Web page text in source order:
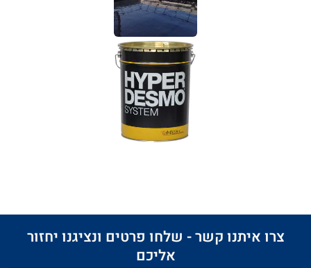
צרו איתנו קשר - שלחו פרטים ונציגנו יחזור
אליכם​